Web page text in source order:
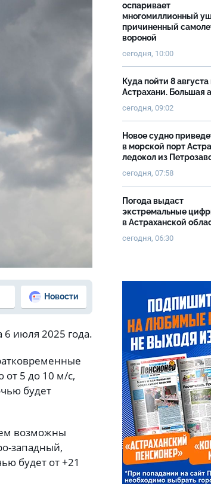
Новости
6 июля 2025 года.
5 до 10 м/с,
будет
возможны
западный,
будет от +21
оспаривает
многомиллионный
причиненный
вороной
сегодня, 10:00
Куда пойти 8 августа
Астрахани. Большая
сегодня, 09:02
Новое судно
в морской порт
ледокол из
сегодня, 07:58
Погода выдаст
экстремальные
в Астраханской
сегодня, 06:30